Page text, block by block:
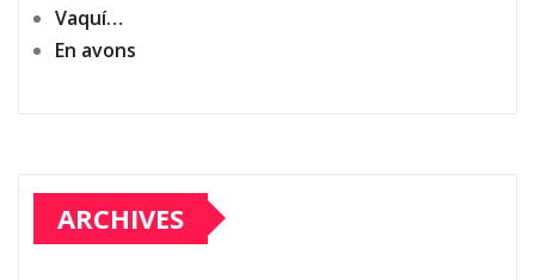
Vaquí…
En avons
ARCHIVES